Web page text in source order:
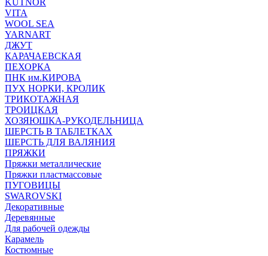
KUTNOR
VITA
WOOL SEA
YARNART
ДЖУТ
КАРАЧАЕВСКАЯ
ПЕХОРКА
ПНК им.КИРОВА
ПУХ НОРКИ, КРОЛИК
ТРИКОТАЖНАЯ
ТРОИЦКАЯ
ХОЗЯЮШКА-РУКОДЕЛЬНИЦА
ШЕРСТЬ В ТАБЛЕТКАХ
ШЕРСТЬ ДЛЯ ВАЛЯНИЯ
ПРЯЖКИ
Пряжки металлические
Пряжки пластмассовые
ПУГОВИЦЫ
SWAROVSKI
Декоративные
Деревянные
Для рабочей одежды
Карамель
Костюмные